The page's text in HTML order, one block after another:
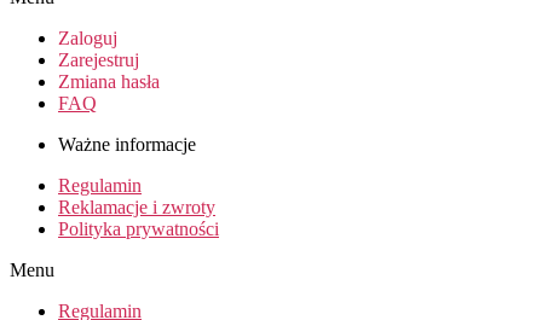
Zaloguj
Zarejestruj
Zmiana hasła
FAQ
Ważne informacje
Regulamin
Reklamacje i zwroty
Polityka prywatności
Menu
Regulamin